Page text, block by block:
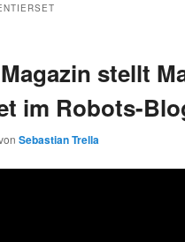
stellt
im Robots-
Sebastian Trella